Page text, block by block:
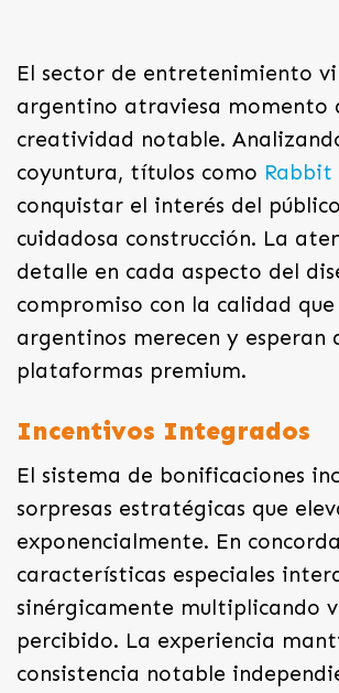
El sector de entretenimiento
argentino atraviesa momento
creatividad notable.
coyuntura, títulos como Rabbit
conquistar el interés del
cuidadosa construcción. La
detalle en cada aspecto del
compromiso con la calidad que
argentinos merecen y esperan
plataformas premium.
Incentivos Integrados
El sistema de bonificaciones
sorpresas estratégicas que
exponencialmente. En
características especiales
sinérgicamente multiplicando
percibido. La experiencia
consistencia notable